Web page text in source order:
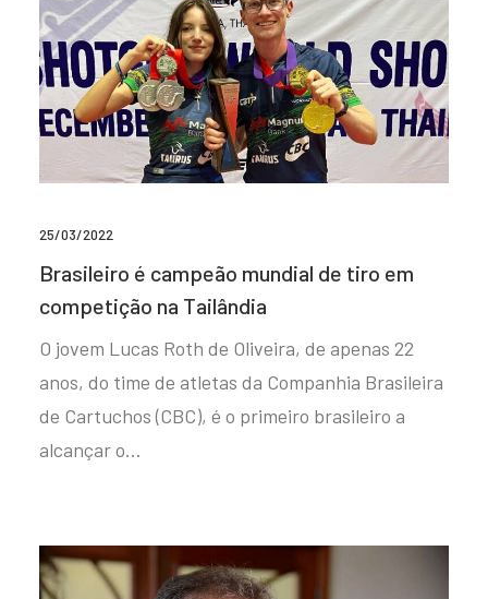
25/03/2022
Brasileiro é campeão mundial de tiro em
competição na Tailândia
O jovem Lucas Roth de Oliveira, de apenas 22
anos, do time de atletas da Companhia Brasileira
de Cartuchos (CBC), é o primeiro brasileiro a
alcançar o…